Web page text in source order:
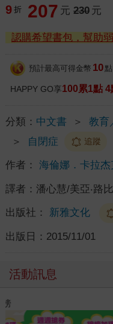
9 折 207 元 230 元
認購希望書包，幫助
預計最高可得金幣 10 點
HAPPY GO享100累1點
分類： 中文書 ＞ 教育
＞
自閉症 追蹤
作者： 海倫娜．卡拉杰
譯者： 潘心慧/美亞‧路比
出版社： 新雅文化
出版日： 2015/11/01
活動訊息